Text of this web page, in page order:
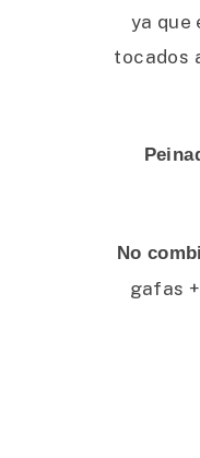
ya que
tocados
No
gafas